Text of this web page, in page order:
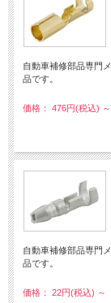
自動車補修部品専門
品です。
価格： 476円(税込) ～
自動車補修部品専門
品です。
価格： 22円(税込) ～